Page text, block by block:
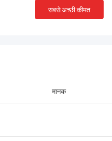
सबसे अच्छी कीमत
मानक